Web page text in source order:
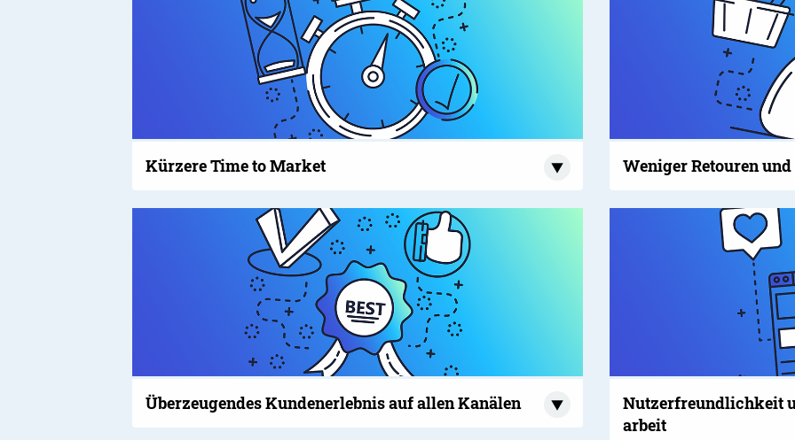
Kürzere Time to Market Weniger Retouren
Über­zeugendes Kunden­erlebnis auf allen Kanälen
Nutzer­freund­lich­keit
arbeit